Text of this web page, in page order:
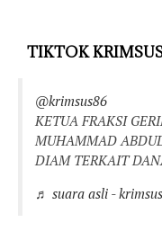
TIKTOK
@krimsus86
KETUA FRAKSI
MUHAMMAD
DIAM TERKAIT
♬ suara asli -